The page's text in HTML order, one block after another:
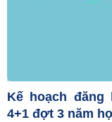
Kế hoạch
4+1 đợt 3 năm